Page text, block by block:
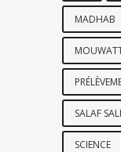
MADHAB
SALAF
SCIENCE